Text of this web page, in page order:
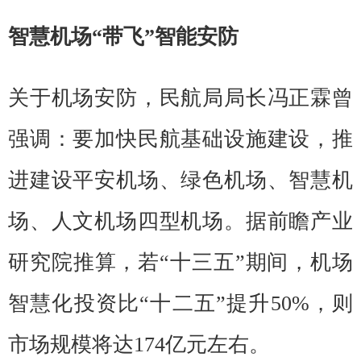
智慧机场“带飞”智能安防
关于机场安防，民航局局长冯正霖曾
强调：要加快民航基础设施建设，推
进建设平安机场、绿色机场、智慧机
场、人文机场四型机场。据前瞻产业
研究院推算，若“十三五”期间，机场
智慧化投资比“十二五”提升50%，则
市场规模将达174亿元左右。